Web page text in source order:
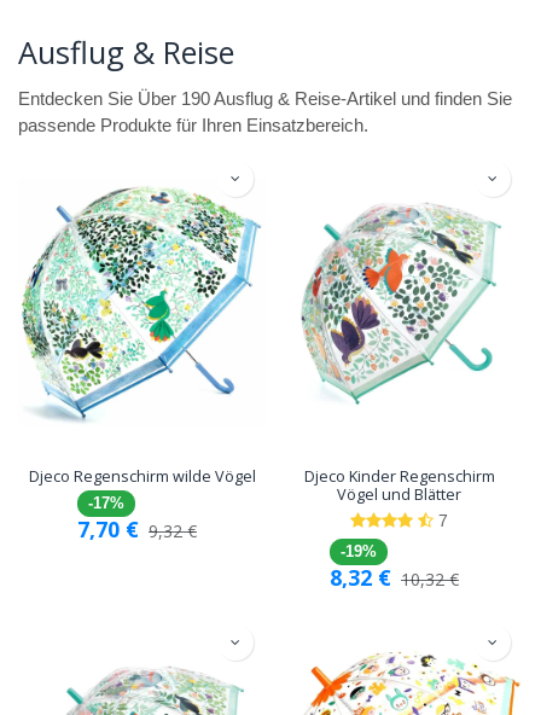
Ausflug & Reise
Entdecken Sie Über 190 Ausflug & Reise-Artikel und finden Sie
passende Produkte für Ihren Einsatzbereich.
Djeco Regenschirm wilde Vögel
-17%
7,70 € 9,32€
Djeco Kinder Regenschirm
Vögel und Blätter
7
-19%
8,32 € 10,32€